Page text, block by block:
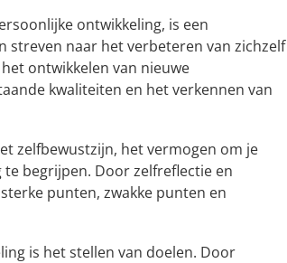
ontwikkeling, is een
naar het verbeteren van zichzelf
ontwikkelen van nieuwe
kwaliteiten en het verkennen van
zelfbewustzijn, het vermogen om je
te begrijpen. Door zelfreflectie en
punten, zwakke punten en
is het stellen van doelen. Door